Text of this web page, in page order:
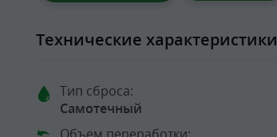
Технические характеристики
Тип сброса:
Самотечный